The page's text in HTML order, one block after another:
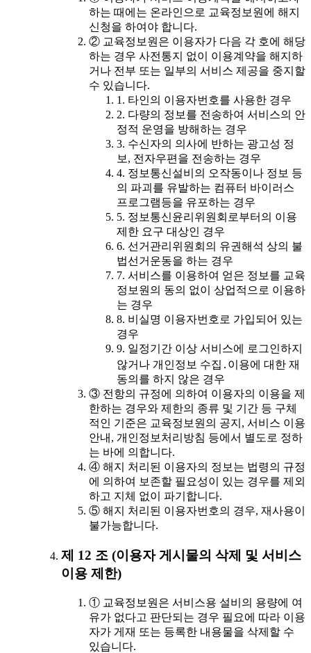
하는 때에는 온라인으로 교육정보원에 해지
신청을 하여야 합니다.
② 교육정보원은 이용자가 다음 각 호에 해당
하는 경우 사전통지 없이 이용계약을 해지하
거나 전부 또는 일부의 서비스 제공을 중지할
수 있습니다.
1. 타인의 이용자번호를 사용한 경우
2. 다량의 정보를 전송하여 서비스의 안
정적 운영을 방해하는 경우
3. 수신자의 의사에 반하는 광고성 정
보, 전자우편을 전송하는 경우
4. 정보통신설비의 오작동이나 정보 등
의 파괴를 유발하는 컴퓨터 바이러스
프로그램등을 유포하는 경우
5. 정보통신윤리위원회로부터의 이용
제한 요구 대상인 경우
6. 선거관리위원회의 유권해석 상의 불
법선거운동을 하는 경우
7. 서비스를 이용하여 얻은 정보를 교육
정보원의 동의 없이 상업적으로 이용하
는 경우
8. 비실명 이용자번호로 가입되어 있는
경우
9. 일정기간 이상 서비스에 로그인하지
않거나 개인정보 수집․이용에 대한 재
동의를 하지 않은 경우
③ 전항의 규정에 의하여 이용자의 이용을 제
한하는 경우와 제한의 종류 및 기간 등 구체
적인 기준은 교육정보원의 공지, 서비스 이용
안내, 개인정보처리방침 등에서 별도로 정하
는 바에 의합니다.
④ 해지 처리된 이용자의 정보는 법령의 규정
에 의하여 보존할 필요성이 있는 경우를 제외
하고 지체 없이 파기합니다.
⑤ 해지 처리된 이용자번호의 경우, 재사용이
불가능합니다.
제 12 조 (이용자 게시물의 삭제 및 서비스
이용 제한)
① 교육정보원은 서비스용 설비의 용량에 여
유가 없다고 판단되는 경우 필요에 따라 이용
자가 게재 또는 등록한 내용물을 삭제할 수
있습니다.